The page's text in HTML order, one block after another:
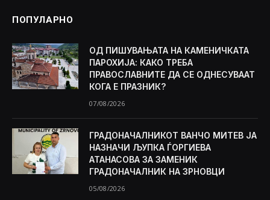
ПОПУЛАРНО
ОД ПИШУВАЊАТА НА КАМЕНИЧКАТА
ПАРОХИЈА: КАКО ТРЕБА
ПРАВОСЛАВНИТЕ ДА СЕ ОДНЕСУВААТ
КОГА Е ПРАЗНИК?
07/08/2026
ГРАДОНАЧАЛНИКОТ ВАНЧО МИТЕВ ЈА
НАЗНАЧИ ЉУПКА ЃОРГИЕВА
АТАНАСОВА ЗА ЗАМЕНИК
ГРАДОНАЧАЛНИК НА ЗРНОВЦИ
05/08/2026